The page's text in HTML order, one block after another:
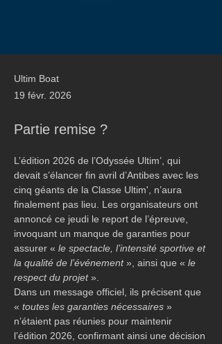
Ultim Boat
19 févr. 2026
Partie remise ?
L’édition 2026 de l’Odyssée Ultim’, qui
devait s’élancer fin avril d’Antibes avec les
cinq géants de la Classe Ultim', n’aura
finalement pas lieu. Les organisateurs ont
annoncé ce jeudi le report de l’épreuve,
invoquant un manque de garanties pour
assurer « le spectacle, l’intensité sportive et
la qualité de l’événement », ainsi que « le
respect du projet ».
Dans un message officiel, ils précisent que
« toutes les garanties nécessaires »
n’étaient pas réunies pour maintenir
l’édition 2026, confirmant ainsi une décision